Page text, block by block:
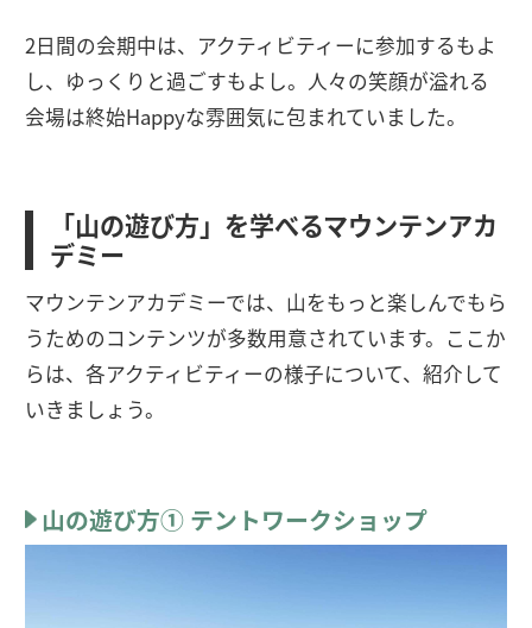
2日間の会期中は、アクティビティーに参加するもよ
し、ゆっくりと過ごすもよし。人々の笑顔が溢れる
会場は終始Happyな雰囲気に包まれていました。
「山の遊び方」を学べるマウンテンアカ
デミー
マウンテンアカデミーでは、山をもっと楽しんでもら
うためのコンテンツが多数用意されています。ここか
らは、各アクティビティーの様子について、紹介して
いきましょう。
山の遊び方① テントワークショップ